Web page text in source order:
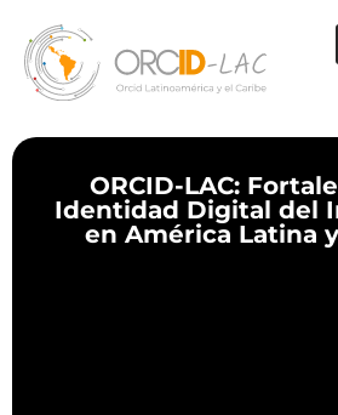
ORCID-LAC:
Identidad Digital del
en América Latina